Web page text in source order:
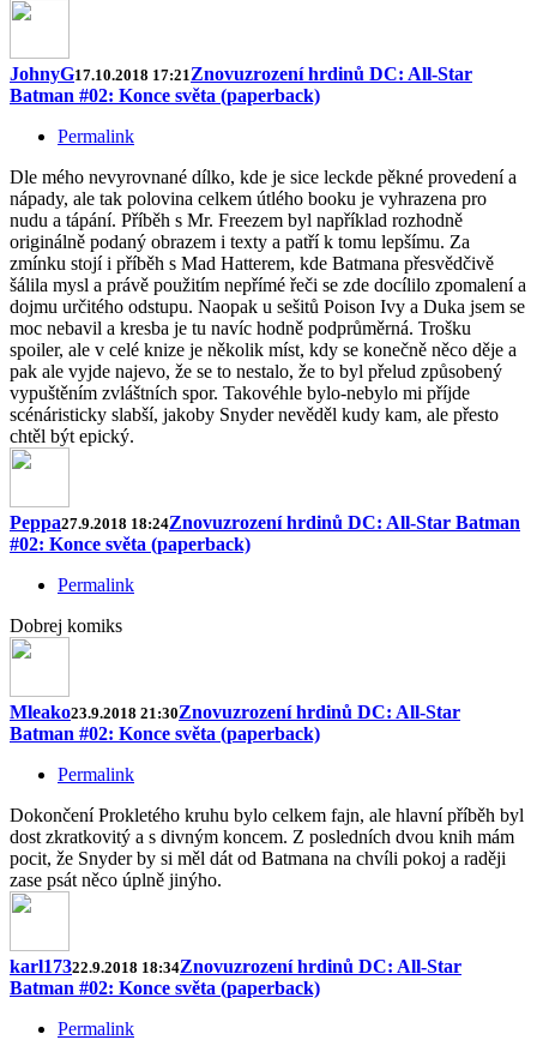
JohnyG17.10.2018 17:21Znovuzrození hrdinů DC: All-Star
Batman #02: Konce světa (paperback)
Permalink
Dle mého nevyrovnané dílko, kde je sice leckde pěkné provedení a
nápady, ale tak polovina celkem útlého booku je vyhrazena pro
nudu a tápání. Příběh s Mr. Freezem byl například rozhodně
originálně podaný obrazem i texty a patří k tomu lepšímu. Za
zmínku stojí i příběh s Mad Hatterem, kde Batmana přesvědčivě
šálila mysl a právě použitím nepřímé řeči se zde docílilo zpomalení a
dojmu určitého odstupu. Naopak u sešitů Poison Ivy a Duka jsem se
moc nebavil a kresba je tu navíc hodně podprůměrná. Trošku
spoiler, ale v celé knize je několik míst, kdy se konečně něco děje a
pak ale vyjde najevo, že se to nestalo, že to byl přelud způsobený
vypuštěním zvláštních spor. Takovéhle bylo-nebylo mi příjde
scénáristicky slabší, jakoby Snyder nevěděl kudy kam, ale přesto
chtěl být epický.
Peppa27.9.2018 18:24Znovuzrození hrdinů DC: All-Star Batman
#02: Konce světa (paperback)
Permalink
Dobrej komiks
Mleako23.9.2018 21:30Znovuzrození hrdinů DC: All-Star
Batman #02: Konce světa (paperback)
Permalink
Dokončení Prokletého kruhu bylo celkem fajn, ale hlavní příběh byl
dost zkratkovitý a s divným koncem. Z posledních dvou knih mám
pocit, že Snyder by si měl dát od Batmana na chvíli pokoj a raději
zase psát něco úplně jinýho.
karl17322.9.2018 18:34Znovuzrození hrdinů DC: All-Star
Batman #02: Konce světa (paperback)
Permalink